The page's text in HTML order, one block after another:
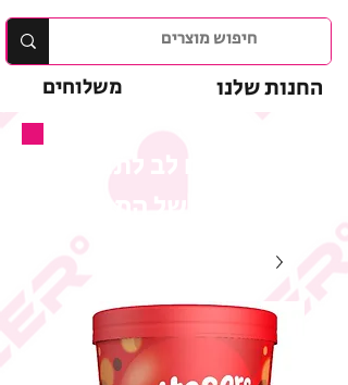
החנות שלנו משלוחים
המבצע של המוצר